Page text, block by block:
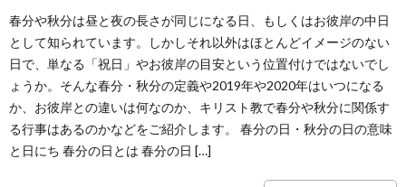
春分や秋分は昼と夜の長さが同じになる日、もしくはお彼岸の中日
として知られています。しかしそれ以外はほとんどイメージのない
日で、単なる「祝日」やお彼岸の目安という位置付けではないでし
ょうか。そんな春分・秋分の定義や2019年や2020年はいつになる
か、お彼岸との違いは何なのか、キリスト教で春分や秋分に関係す
る行事はあるのかなどをご紹介します。 春分の日・秋分の日の意味
と日にち 春分の日とは 春分の日 […]